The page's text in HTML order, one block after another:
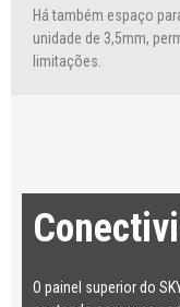
Há também espaço
unidade de 3,5mm,
limitações.
O painel superior do